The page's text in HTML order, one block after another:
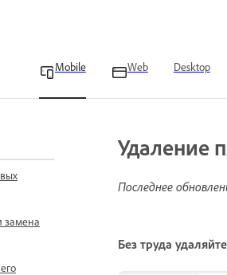
Mobile Web Desktop
замена
Удаление
Последнее
Без труда